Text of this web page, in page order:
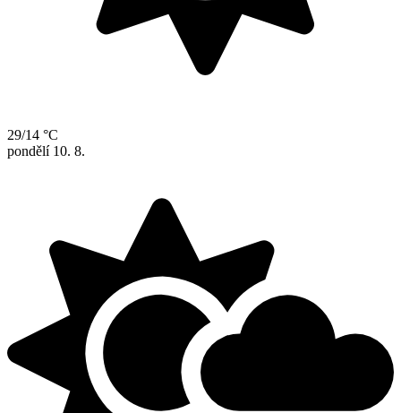
29/14 °C
pondělí 10. 8.